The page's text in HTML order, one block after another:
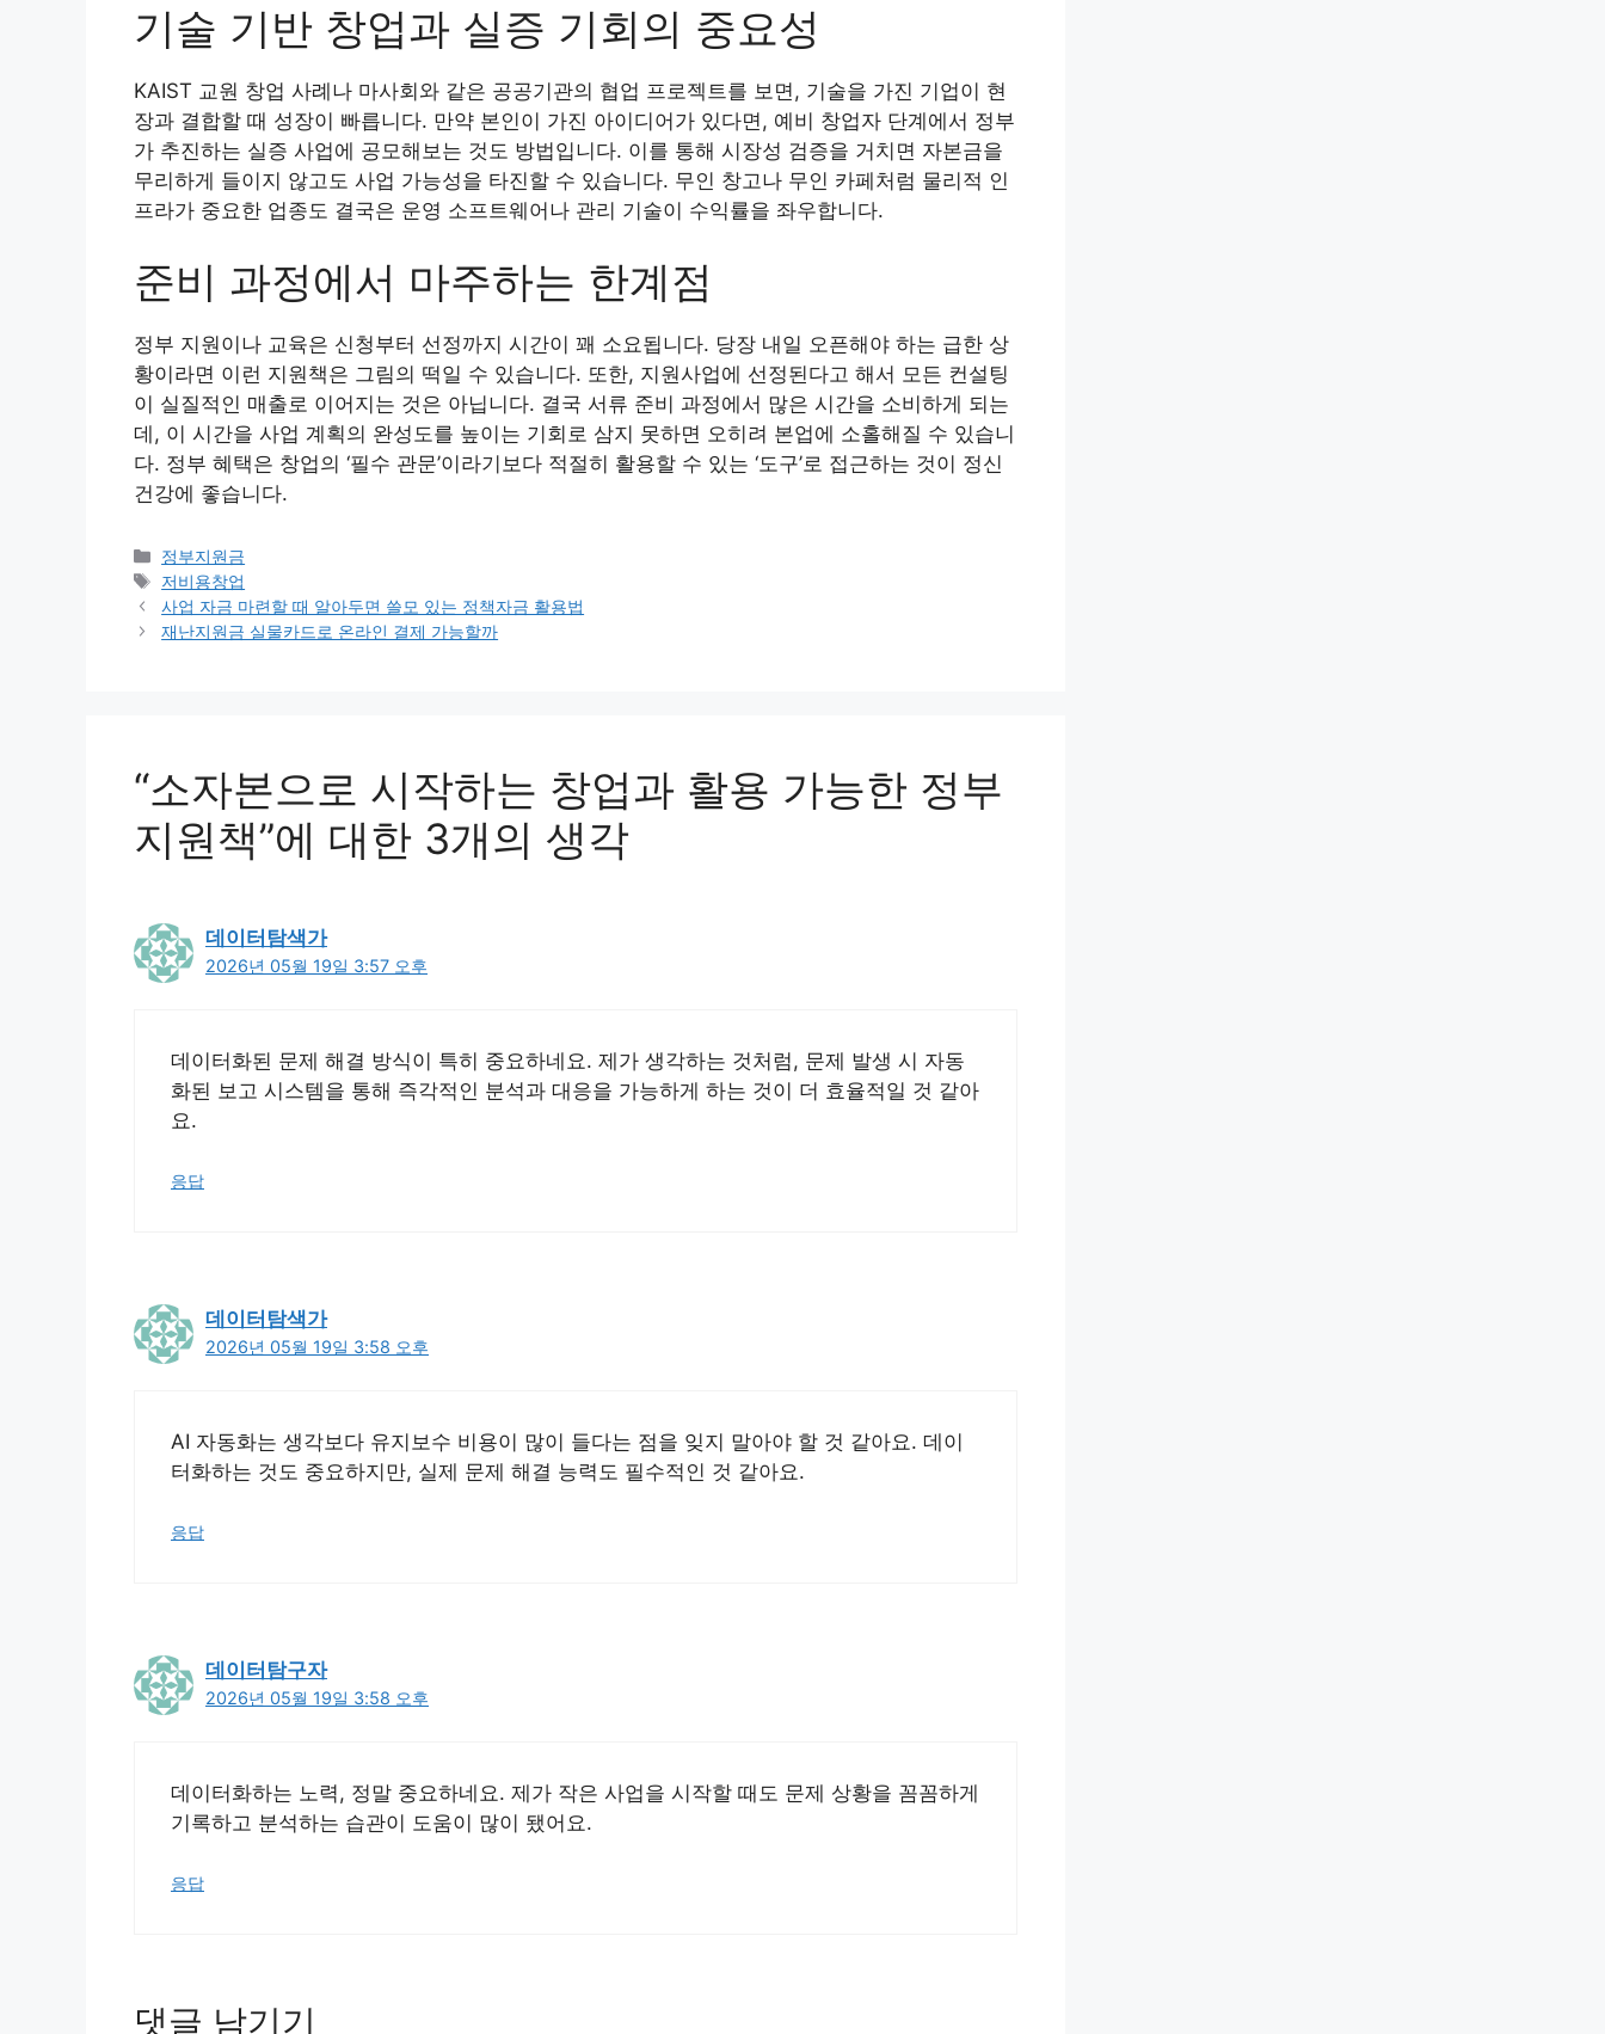
기술 기반 창업과 실증 기회의 중요성
KAIST 교원 창업 사례나 마사회와 같은 공공기관의 협업 프로젝트를 보면, 기술을 가진 기업이 현
장과 결합할 때 성장이 빠릅니다. 만약 본인이 가진 아이디어가 있다면, 예비 창업자 단계에서 정부
가 추진하는 실증 사업에 공모해보는 것도 방법입니다. 이를 통해 시장성 검증을 거치면 자본금을
무리하게 들이지 않고도 사업 가능성을 타진할 수 있습니다. 무인 창고나 무인 카페처럼 물리적 인
프라가 중요한 업종도 결국은 운영 소프트웨어나 관리 기술이 수익률을 좌우합니다.
준비 과정에서 마주하는 한계점
정부 지원이나 교육은 신청부터 선정까지 시간이 꽤 소요됩니다. 당장 내일 오픈해야 하는 급한 상
황이라면 이런 지원책은 그림의 떡일 수 있습니다. 또한, 지원사업에 선정된다고 해서 모든 컨설팅
이 실질적인 매출로 이어지는 것은 아닙니다. 결국 서류 준비 과정에서 많은 시간을 소비하게 되는
데, 이 시간을 사업 계획의 완성도를 높이는 기회로 삼지 못하면 오히려 본업에 소홀해질 수 있습니
다. 정부 혜택은 창업의 ‘필수 관문’이라기보다 적절히 활용할 수 있는 ‘도구’로 접근하는 것이 정신
건강에 좋습니다.
카
테
고
리
정부지원금
태
그
저비용창업
사업 자금 마련할 때 알아두면 쓸모 있는 정책자금 활용법
재난지원금 실물카드로 온라인 결제 가능할까
“소자본으로 시작하는 창업과 활용 가능한 정부
지원책”에 대한 3개의 생각
데이터탐색가
2026년 05월 19일 3:57 오후
데이터화된 문제 해결 방식이 특히 중요하네요. 제가 생각하는 것처럼, 문제 발생 시 자동
화된 보고 시스템을 통해 즉각적인 분석과 대응을 가능하게 하는 것이 더 효율적일 것 같아
요.
응답
데이터탐색가
2026년 05월 19일 3:58 오후
AI 자동화는 생각보다 유지보수 비용이 많이 들다는 점을 잊지 말아야 할 것 같아요. 데이
터화하는 것도 중요하지만, 실제 문제 해결 능력도 필수적인 것 같아요.
응답
데이터탐구자
2026년 05월 19일 3:58 오후
데이터화하는 노력, 정말 중요하네요. 제가 작은 사업을 시작할 때도 문제 상황을 꼼꼼하게
기록하고 분석하는 습관이 도움이 많이 됐어요.
응답
댓글 남기기